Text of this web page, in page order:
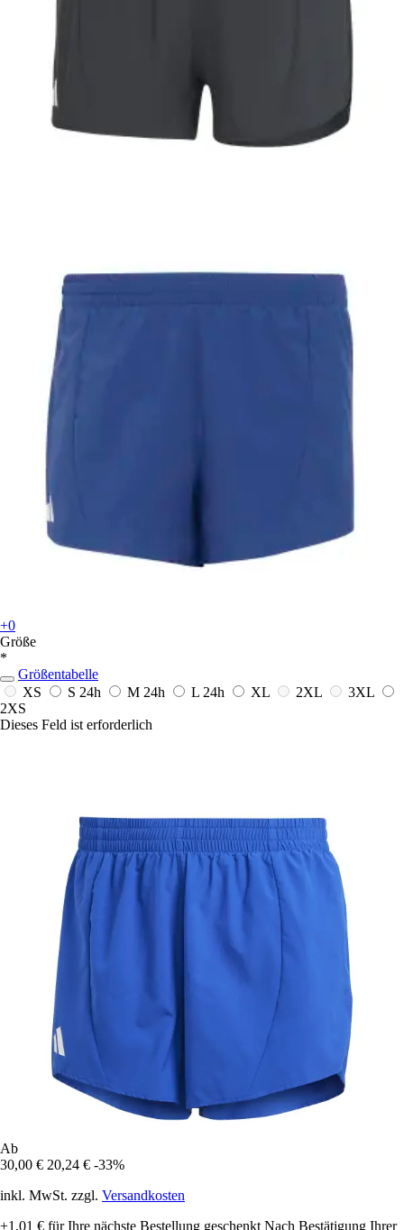
+0
Größe
*
Größentabelle
XS
S 24h M 24h L 24h XL 2XL
3XL
2XS
Dieses Feld ist erforderlich
Ab
30,00 € 20,24 € -33%
inkl. MwSt. zzgl. Versandkosten
+1,01 € für Ihre nächste Bestellung geschenkt Nach Bestätigung Ihrer